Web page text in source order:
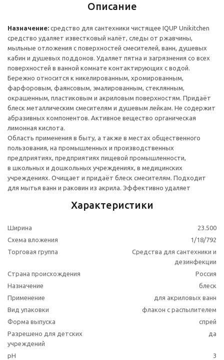
Описание
Назначение: средство для сантехники чистящее IQUP Unikitchen
cредство удаляет известковый налёт, следы от ржавчины,
мыльные отложения с поверхностей смесителей, ванн, душевых
кабин и душевых поддонов. Удаляет пятна и загрязнения со всех
поверхностей в ванной комнате контактирующих с водой.
Бережно относится к никелированным, хромированным,
фарфоровым, фаянсовым, эмалированным, стеклянным,
окрашенным, пластиковым и акриловым поверхностям. Придаёт
блеск металлическим смесителям и душевым лейкам. Не содержит
абразивных компонентов. Активное вещество органическая
лимонная кислота.
Область применения в быту, а также в местах общественного
пользования, на промышленных и производственных
предприятиях, предприятиях пищевой промышленности,
в школьных и дошкольных учреждениях, в медицинских
учреждениях. Очищает и придаёт блеск смесителям. Подходит
для мытья ванн и раковин из акрила. Эффективно удаляет
Характеристики
Ширина
23.500
Схема вложения
1/18/792
Торговая группа
Средства для сантехники и
дезинфекции
Страна происхождения
Россия
Назначение
блеск
Применение
для акриловых ванн
Вид упаковки
флакон с распылителем
Форма выпуска
спрей
Разрешено для детских
учреждений
да
pH
3